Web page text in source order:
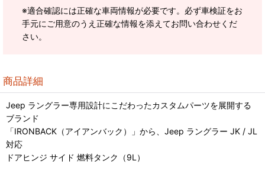
※適合確認には正確な車両情報が必要です。必ず車検証をお
手元にご用意のうえ正確な情報を添えてお問い合わせくだ
さい。
商品詳細
Jeep ラングラー専用設計にこだわったカスタムパーツを展開する
ブランド
「IRONBACK（アイアンバック）」から、Jeep ラングラー JK / JL
対応
ドアヒンジ サイド 燃料タンク（9L）